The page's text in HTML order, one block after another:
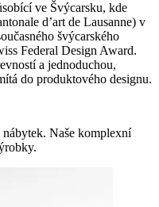
ve Švýcarsku, kde
d’art de Lausanne) v
švýcarského
Federal Design Award.
a jednoduchou,
do produktového designu.
Naše komplexní